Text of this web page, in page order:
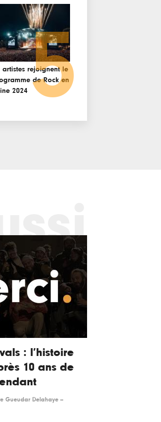
artistes rejoignent le
de Rock en
2024 5
: l’histoire
10 ans de
Gueudar Delahaye --